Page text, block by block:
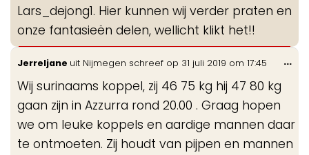
Lars_dejong1. Hier kunnen wij verder praten en
onze fantasieën delen, wellicht klikt het!!
Jerreljane uit Nijmegen schreef op 31 juli 2019 om 17:45
Wij surinaams koppel, zij 46 75 kg hij 47 80 kg
gaan zijn in Azzurra rond 20.00 . Graag hopen
we om leuke koppels en aardige mannen daar
te ontmoeten. Zij houdt van pijpen en mannen
...